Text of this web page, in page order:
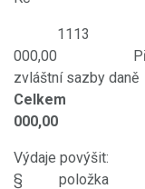
000,00 Příjmy z
zvláštní sazby daně
000,00
Výdaje povýšit:
§